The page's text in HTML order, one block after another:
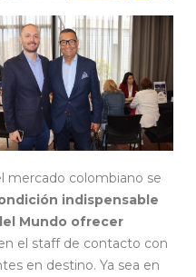
mercado colombiano se
indispensable
Mundo ofrecer
el staff de contacto con
en destino. Ya sea en